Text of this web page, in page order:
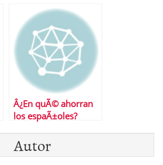
EspaÃ±a Â¿CuÃ¡les?
Â¿En quÃ© ahorran
los espaÃ±oles?
Autor